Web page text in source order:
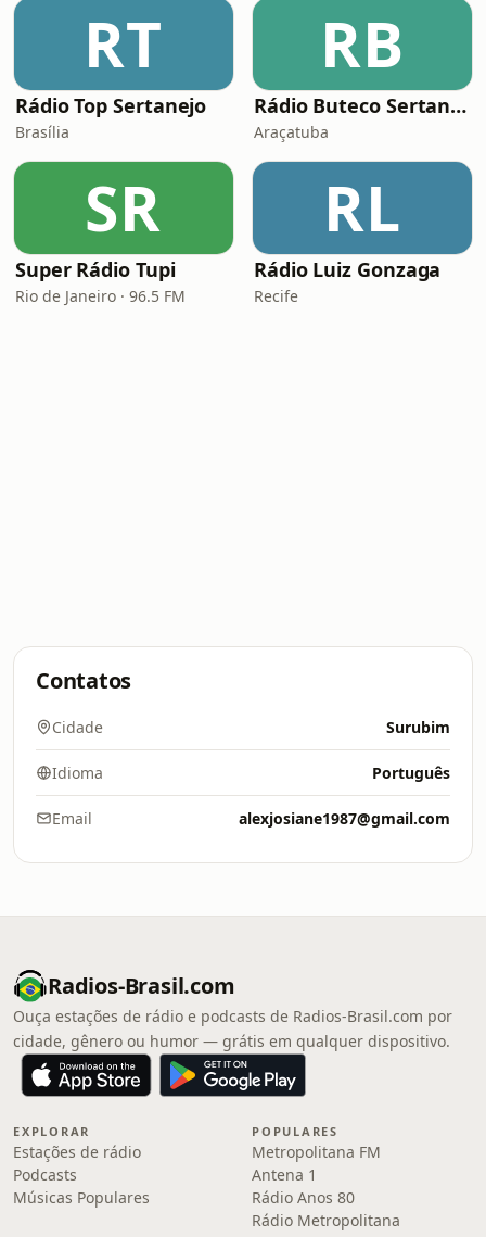
RT
Rádio Top Sertanejo
Brasília
RB
Rádio Buteco Sertanejo
Araçatuba
SR
Super Rádio Tupi
Rio de Janeiro · 96.5 FM
RL
Rádio Luiz Gonzaga
Recife
Contatos
Cidade Surubim
Idioma Português
Email alexjosiane1987@gmail.com
Radios-Brasil.com
Ouça estações de rádio e podcasts de Radios-Brasil.com por
cidade, gênero ou humor — grátis em qualquer dispositivo.
EXPLORAR
Estações de rádio
Podcasts
Músicas Populares
POPULARES
Metropolitana FM
Antena 1
Rádio Anos 80
Rádio Metropolitana